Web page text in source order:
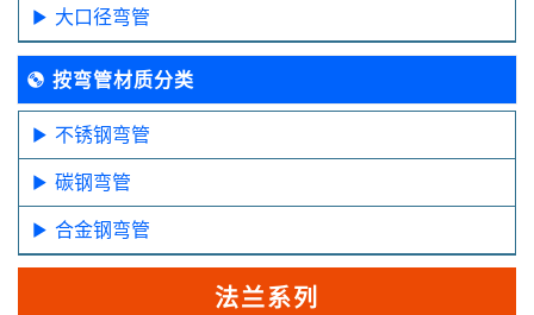
大口径弯管
按弯管材质分类
不锈钢弯管
碳钢弯管
合金钢弯管
法兰系列